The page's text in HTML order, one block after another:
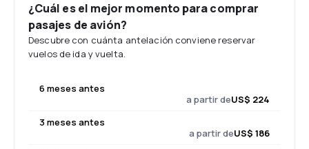
¿Cuál es el mejor momento para comprar
pasajes de avión?
Descubre con cuánta antelación conviene reservar
vuelos de ida y vuelta.
6 meses antes
a partir deUS$ 224
3 meses antes
a partir deUS$ 186